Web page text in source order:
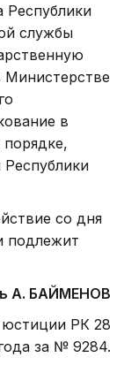
Республики
службы
Министерстве
в
со дня
подлежит
А. БАЙМЕНОВ
юстиции РК 28
за № 9284.